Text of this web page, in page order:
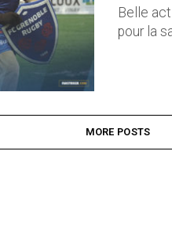
Belle
pour la
MORE POSTS